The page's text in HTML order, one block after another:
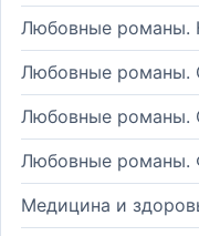
Любовные романы.
Любовные романы.
Любовные романы.
Любовные романы.
Медицина и